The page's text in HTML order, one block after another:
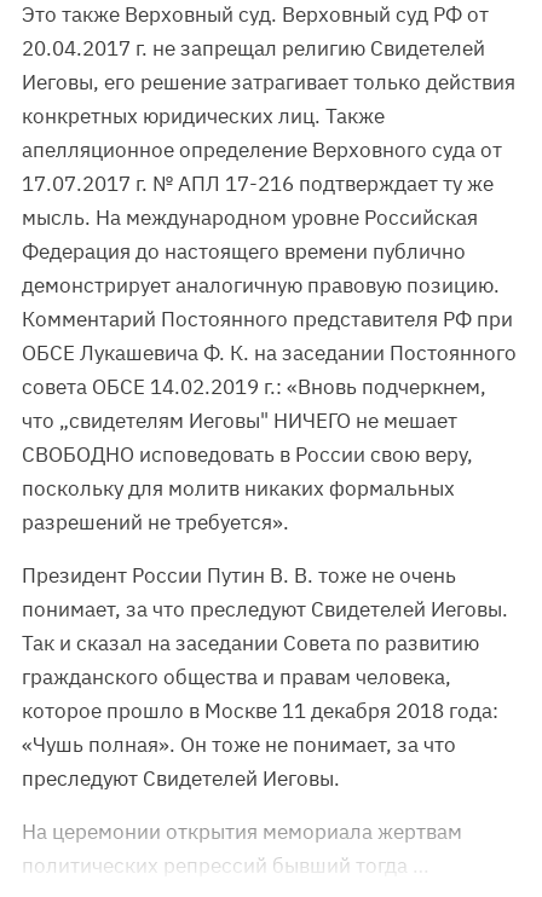
Это также Верховный суд. Верховный суд РФ от
20.04.2017 г. не запрещал религию Свидетелей
Иеговы, его решение затрагивает только действия
конкретных юридических лиц. Также
апелляционное определение Верховного суда от
17.07.2017 г. № АПЛ 17-216 подтверждает ту же
мысль. На международном уровне Российская
Федерация до настоящего времени публично
демонстрирует аналогичную правовую позицию.
Комментарий Постоянного представителя РФ при
ОБСЕ Лукашевича Ф. К. на заседании Постоянного
совета ОБСЕ 14.02.2019 г.: «Вновь подчеркнем,
что „свидетелям Иеговы" НИЧЕГО не мешает
СВОБОДНО исповедовать в России свою веру,
поскольку для молитв никаких формальных
разрешений не требуется».
Президент России Путин В. В. тоже не очень
понимает, за что преследуют Свидетелей Иеговы.
Так и сказал на заседании Совета по развитию
гражданского общества и правам человека,
которое прошло в Москве 11 декабря 2018 года:
«Чушь полная». Он тоже не понимает, за что
преследуют Свидетелей Иеговы.
На церемонии открытия мемориала жертвам
политических репрессий бывший тогда …